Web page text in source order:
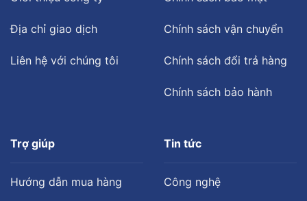
Địa chỉ giao dịch
Liên hệ với chúng tôi
Chính sách vận chuyển
Chính sách đổi trả hàng
Chính sách bảo hành
Trợ giúp
Hướng dẫn mua hàng
Tin tức
Công nghệ